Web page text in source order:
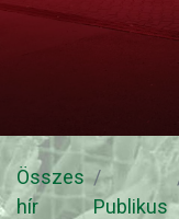
Összes
hír
Publikus